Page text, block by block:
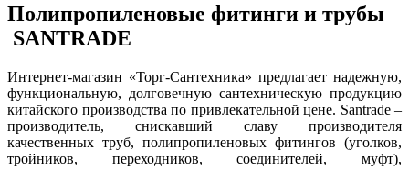
Полипропиленовые фитинги и трубы
SANTRADE
Интернет-магазин «Торг-Сантехника» предлагает надежную,
функциональную, долговечную сантехническую продукцию
китайского производства по привлекательной цене. Santrade –
производитель, снискавший славу производителя
качественных труб, полипропиленовых фитингов (уголков,
тройников, переходников, соединителей, муфт),